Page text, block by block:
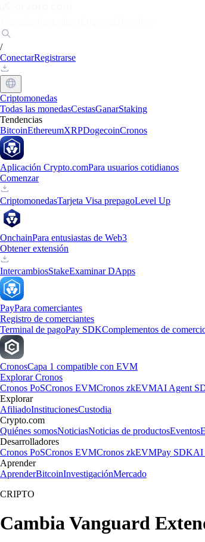
/
ConectarRegistrarse
Criptomonedas
Todas las monedasCestasGanarStaking
Tendencias
BitcoinEthereumXRPDogecoinCronos
Aplicación Crypto.comPara usuarios cotidianos
Comenzar
CriptomonedasTarjeta Visa prepagoLevel Up
OnchainPara entusiastas de Web3
Obtener extensión
IntercambiosStakeExaminar DApps
PayPara comerciantes
Registro de comerciantes
Terminal de pagoPay SDKComplementos de
CronosCapa 1 compatible con EVM
Explorar Cronos
Cronos PoSCronos EVMCronos zkEVMAI Agent
Explorar
AfiliadoInstitucionesCustodia
Crypto.com
Quiénes somosNoticiasNoticias de productosEventos
Desarrolladores
Cronos PoSCronos EVMCronos zkEVMPay SDKAI
Aprender
AprenderBitcoinInvestigaciónMercado
CRIPTO
Cambia Vanguard